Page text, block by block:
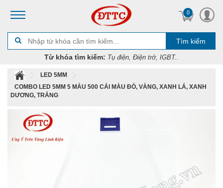
0
Tìm kiếm
Từ khóa tìm kiếm: Tụ điện, Điện trở, IGBT..
LED 5MM
COMBO LED 5MM 5 MÀU 500 CÁI MÀU ĐỎ, VÀNG, XANH LÁ, XANH
DƯƠNG, TRẮNG